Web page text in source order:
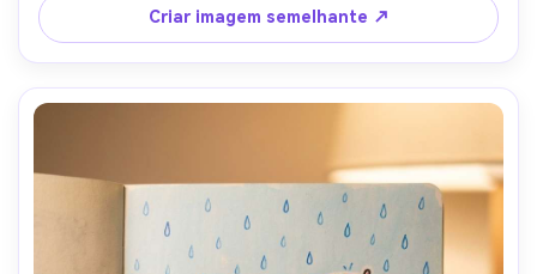
85mm, profundidade rasa de campo- -ar 4:5
Criar imagem semelhante ↗